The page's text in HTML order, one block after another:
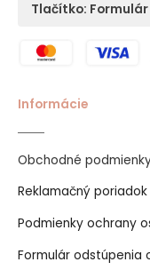
Tlačítko:
Informácie
Obchodné
Reklamačný poriadok
Podmienky ochrany
Formulár odstúpenia